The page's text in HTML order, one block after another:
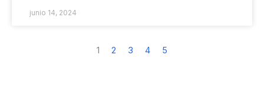
junio 14, 2024
1 2 3 4 5